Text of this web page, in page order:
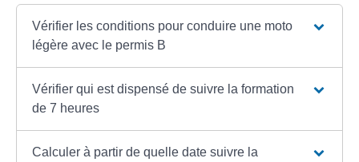
Vérifier les conditions pour conduire une moto
légère avec le permis B
Vérifier qui est dispensé de suivre la formation
de 7 heures
Calculer à partir de quelle date suivre la